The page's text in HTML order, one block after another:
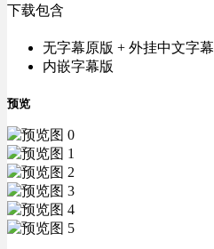
下载包含
无字幕原版 + 外挂中文字幕
内嵌字幕版
预览